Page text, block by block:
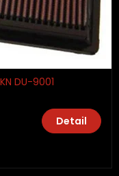
DU-9001
Detail